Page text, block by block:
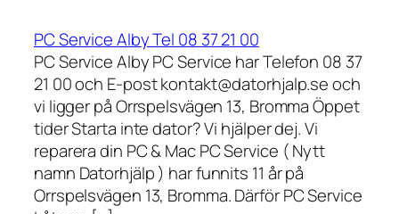
PC Service Alby Tel 08 37 21 00
PC Service Alby PC Service har Telefon 08 37
21 00 och E-post kontakt@datorhjalp.se och
vi ligger på Orrspelsvägen 13, Bromma Öppet
tider Starta inte dator? Vi hjälper dej. Vi
reparera din PC & Mac PC Service ( Nytt
namn Datorhjälp ) har funnits 11 år på
Orrspelsvägen 13, Bromma. Därför PC Service